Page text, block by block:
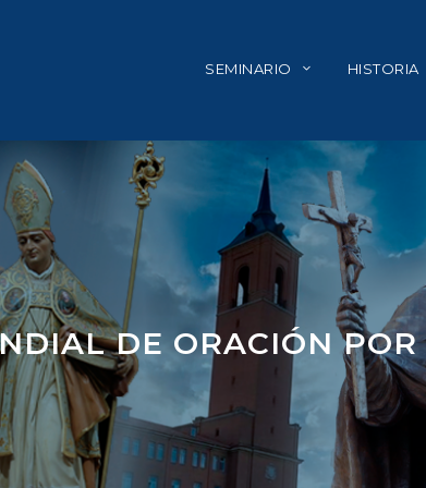
SEMINARIO HISTORIA
DE ORACIÓN POR